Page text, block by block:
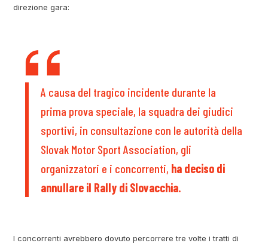
direzione gara:
A causa del tragico incidente durante la
prima prova speciale, la squadra dei giudici
sportivi, in consultazione con le autorità della
Slovak Motor Sport Association, gli
organizzatori e i concorrenti, ha deciso di
annullare il Rally di Slovacchia.
I concorrenti avrebbero dovuto percorrere tre volte i tratti di